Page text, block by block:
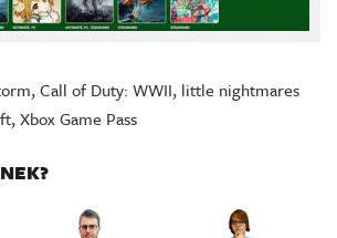
,Call of Duty: WWII, little nightmares
,Xbox Game Pass